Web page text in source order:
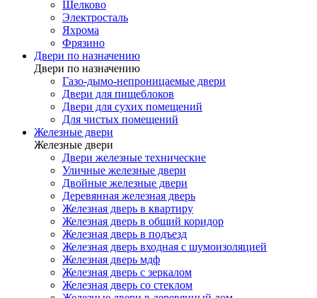
Щелково
Электросталь
Яхрома
Фрязино
Двери по назначению
Двери по назначению
Газо-дымо-непроницаемые двери
Двери для пищеблоков
Двери для сухих помещений
Для чистых помещений
Железные двери
Железные двери
Двери железные технические
Уличные железные двери
Двойные железные двери
Деревянная железная дверь
Железная дверь в квартиру
Железная дверь в общий коридор
Железная дверь в подъезд
Железная дверь входная с шумоизоляцией
Железная дверь мдф
Железная дверь с зеркалом
Железная дверь со стеклом